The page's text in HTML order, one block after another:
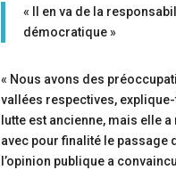
« Il en va de la
démocratique »
« Nous avons des
vallées respectives,
lutte est ancienne, mais elle
avec pour finalité le passage
l’opinion publique a